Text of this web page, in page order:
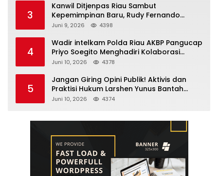
3
Kanwil Ditjenpas Riau Sambut
Kepemimpinan Baru, Rudy Fernando
Sianturi Resmi Menjabat Kakanwil
Juni 9, 2026 4398
4
Wadir intelkam Polda Riau AKBP Pangucap
Priyo Soegito Menghadiri Kolaborasi
Selamatkan Lingkungan Cegah Karhutla
Juni 10, 2026 4378
5
Jangan Giring Opini Publik! Aktivis dan
Praktisi Hukum Larshen Yunus Bantah
Tuduhan Soal Gelar Profesor Sufmi Dasco
Juni 10, 2026 4374